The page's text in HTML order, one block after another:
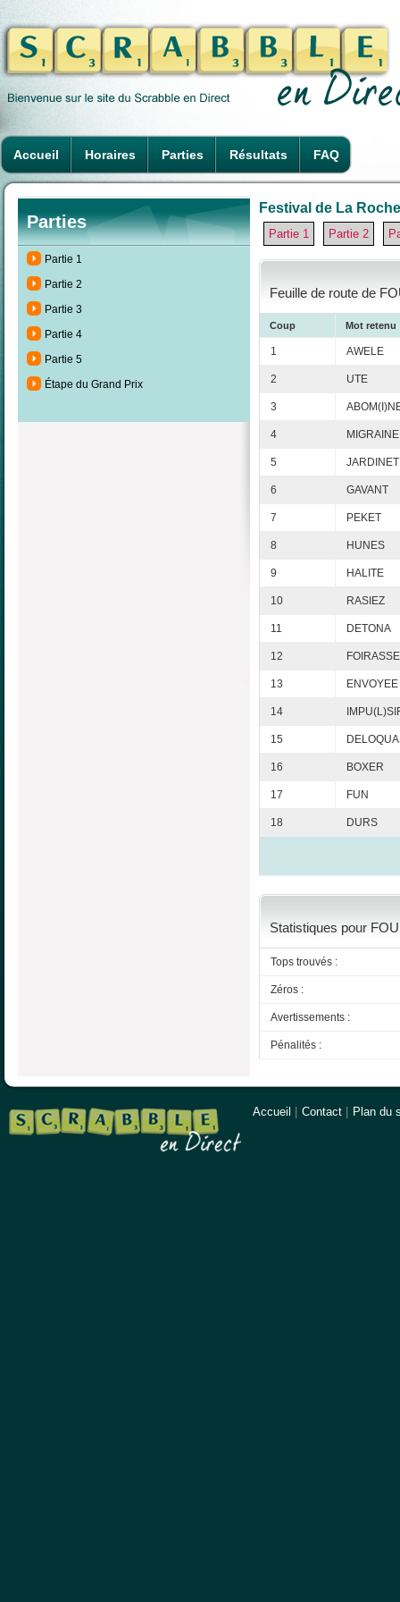
Accueil Horaires Parties Résultats FAQ
Parties
Partie 1
Partie 2
Partie 3
Partie 4
Partie 5
Étape du Grand Prix
Festival de La
Partie 1 Partie 2
Feuille de route de
Coup Mot retenu
1 AWELE
2 UTE
3
4 MIGRAINE
5 JARDINET
6 GAVANT
7 PEKET
8 HUNES
9 HALITE
10 RASIEZ
11 DETONA
12 FOIRASSE
13 ENVOYEE
14
15
16 BOXER
17 FUN
18 DURS
Statistiques pour
Tops trouvés :
Zéros :
Avertissements :
Pénalités :
Accueil Contact Plan du